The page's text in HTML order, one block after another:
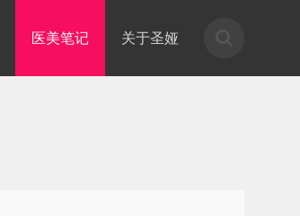
医美笔记 关于圣娅